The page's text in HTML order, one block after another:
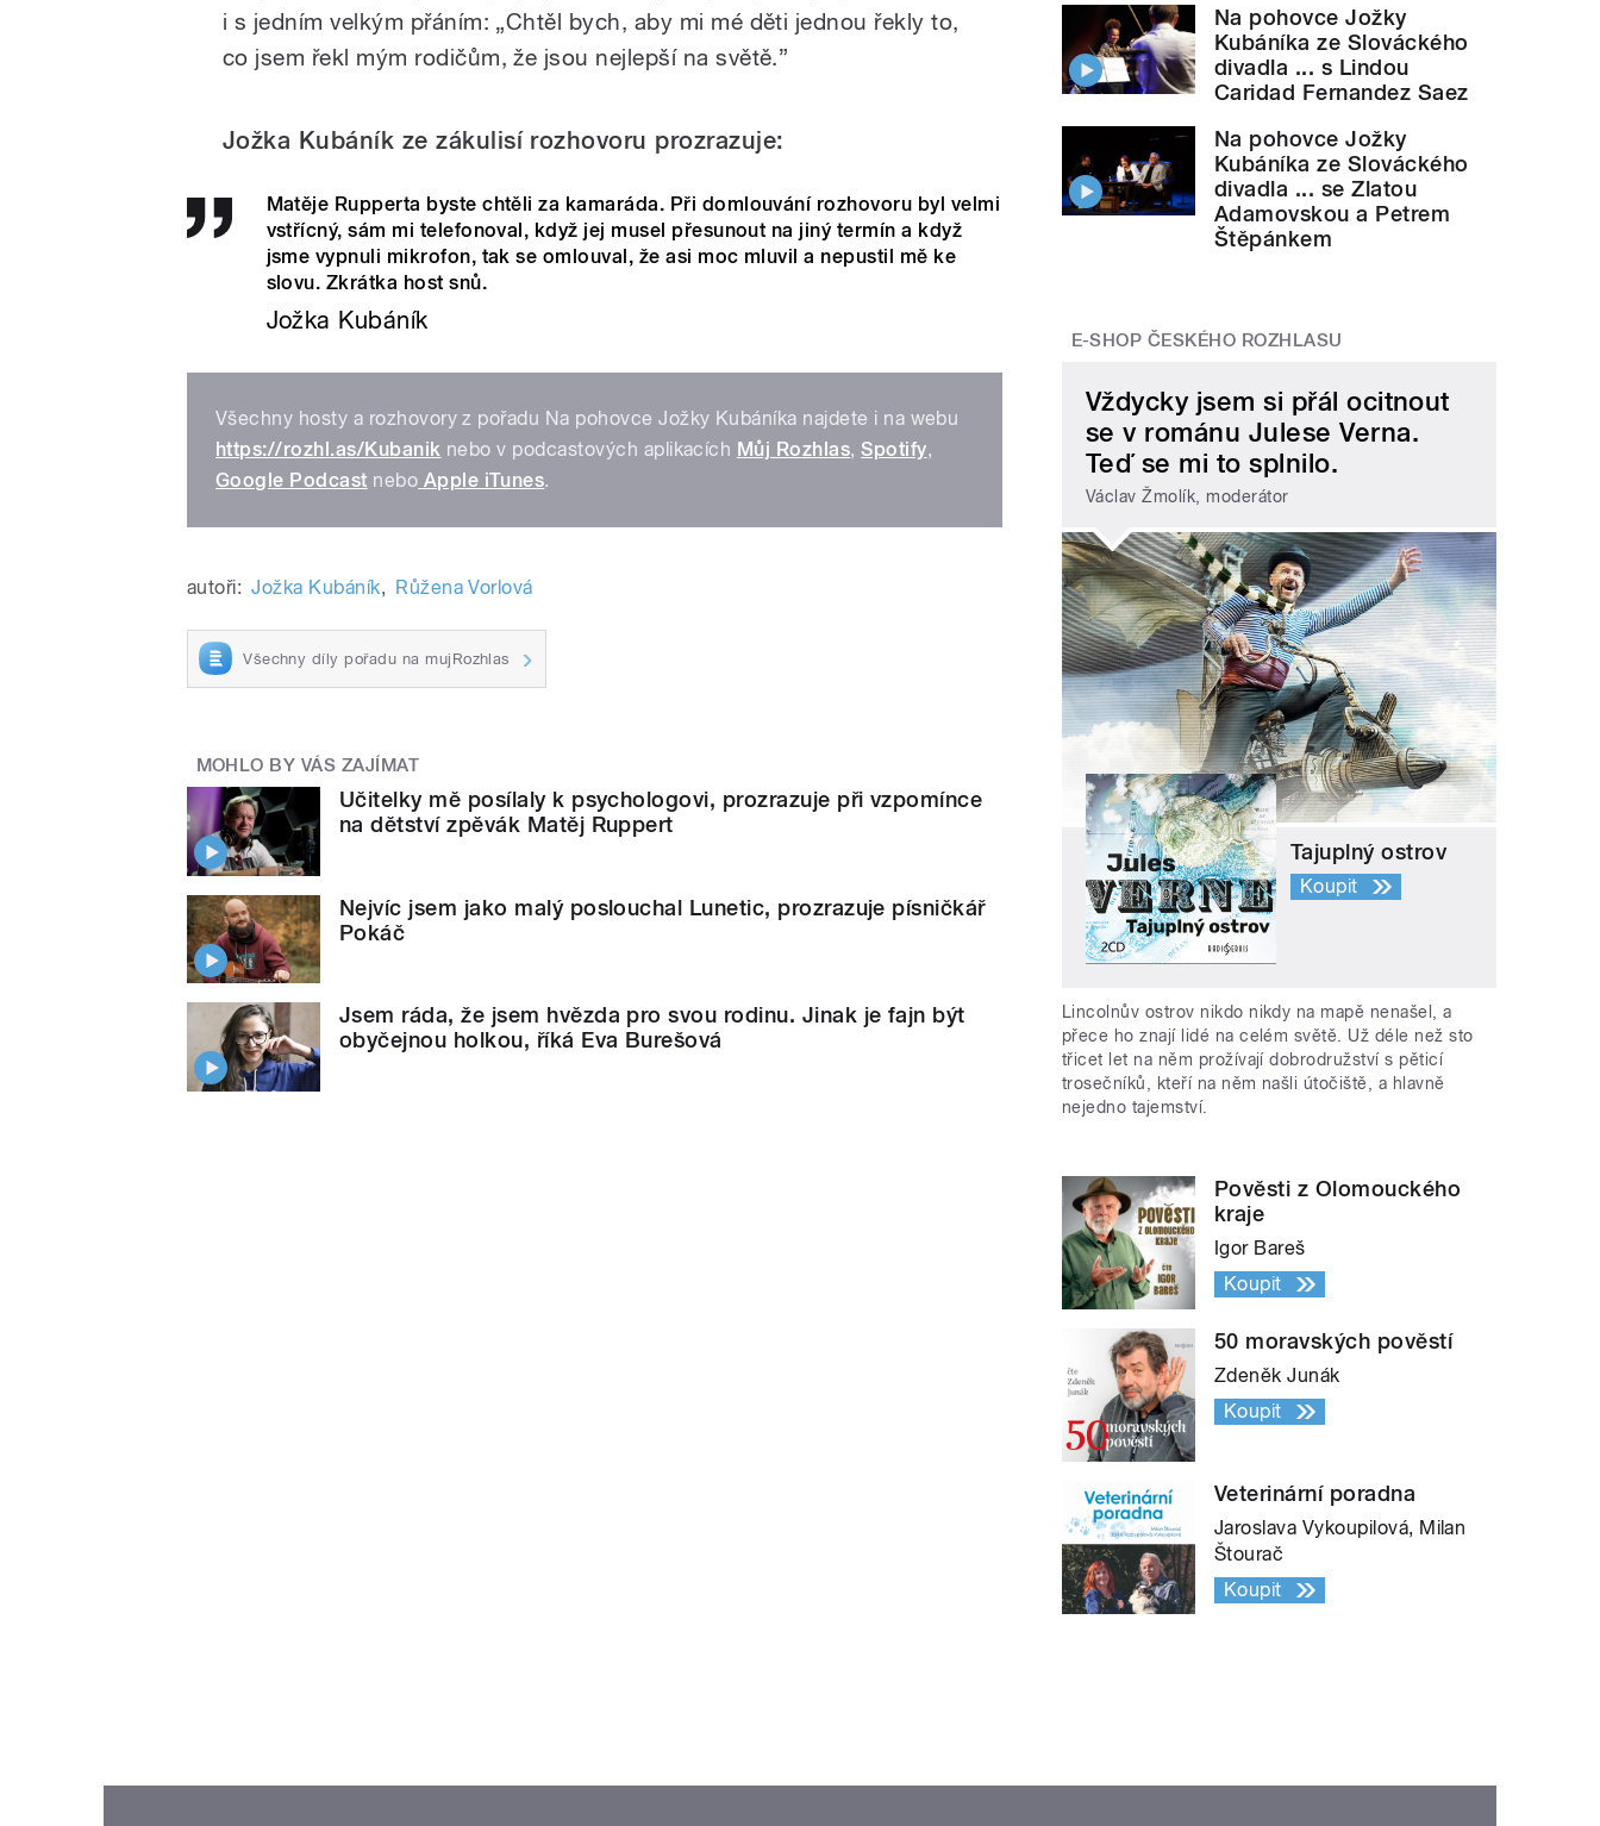
i s jedním velkým přáním: „Chtěl bych, aby mi mé děti jednou řekly to,
co jsem řekl mým rodičům, že jsou nejlepší na světě.”
Jožka Kubáník ze zákulisí rozhovoru prozrazuje:
Matěje Rupperta byste chtěli za kamaráda. Při domlouvání rozhovoru byl velmi
vstřícný, sám mi telefonoval, když jej musel přesunout na jiný termín a když
jsme vypnuli mikrofon, tak se omlouval, že asi moc mluvil a nepustil mě ke
slovu. Zkrátka host snů.
Jožka Kubáník
Všechny hosty a rozhovory z pořadu Na pohovce Jožky Kubáníka najdete i na webu
https://rozhl.as/Kubanik nebo v podcastových aplikacích Můj Rozhlas,Spotify,
Google Podcast nebo Apple iTunes.
autoři: Jožka Kubáník, Růžena Vorlová
Všechny díly pořadu na mujRozhlas
MOHLO BY VÁS ZAJÍMAT
Učitelky mě posílaly k psychologovi, prozrazuje při vzpomínce
na dětství zpěvák Matěj Ruppert
Nejvíc jsem jako malý poslouchal Lunetic, prozrazuje písničkář
Pokáč
Jsem ráda, že jsem hvězda pro svou rodinu. Jinak je fajn být
obyčejnou holkou, říká Eva Burešová
Na pohovce Jožky
Kubáníka ze Slováckého
divadla ... s Lindou
Caridad Fernandez Saez
Na pohovce Jožky
Kubáníka ze Slováckého
divadla ... se Zlatou
Adamovskou a Petrem
Štěpánkem
E-SHOP ČESKÉHO ROZHLASU
Vždycky jsem si přál ocitnout
se v románu Julese Verna.
Teď se mi to splnilo.
Václav Žmolík, moderátor
Tajuplný ostrov
Koupit
Lincolnův ostrov nikdo nikdy na mapě nenašel, a
přece ho znají lidé na celém světě. Už déle než sto
třicet let na něm prožívají dobrodružství s pěticí
trosečníků, kteří na něm našli útočiště, a hlavně
nejedno tajemství.
Pověsti z Olomouckého
kraje
Igor Bareš
Koupit
50 moravských pověstí
Zdeněk Junák
Koupit
Veterinární poradna
Jaroslava Vykoupilová, Milan
Štourač
Koupit